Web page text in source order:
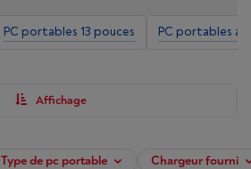
PC portables 13 pouces PC portables
Affichage
Type de pc portable Chargeur fourni